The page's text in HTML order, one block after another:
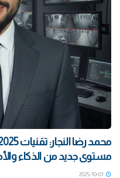
مستوى جديد من الذكاء